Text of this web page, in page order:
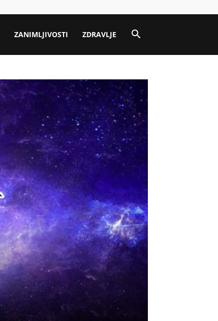
ZANIMLJIVOSTI ZDRAVLJE